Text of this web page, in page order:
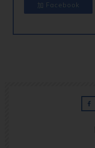
加 Facebook